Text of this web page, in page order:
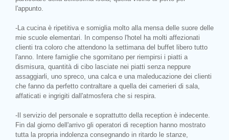
l'appunto.
-La cucina è ripetitiva e somiglia molto alla mensa delle suore delle
mie scuole elementari. In compenso l'hotel ha molti affezionati
clienti tra coloro che attendono la settimana del buffet libero tutto
l'anno. Intere famiglie che sgomitano per riempirsi i piatti a
dismisura, quantità di cibo lasciate nei piatti senza neppure
assaggiarli, uno spreco, una calca e una maleducazione dei clienti
che fanno da perfetto contraltare a quella dei camerieri di sala,
affaticati e ingrigiti dall'atmosfera che si respira.
-Il servizio del personale e soprattutto della reception è indecente.
Fin dal giorno dell'arrivo gli operatori di reception hanno mostrato
tutta la propria indolenza consegnando in ritardo le stanze,